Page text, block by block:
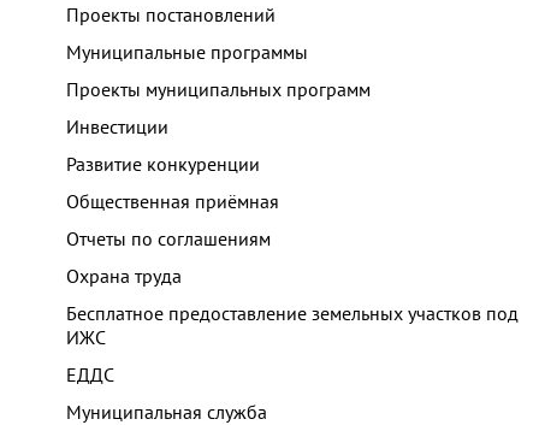
Проекты постановлений
Муниципальные программы
Проекты муниципальных программ
Инвестиции
Развитие конкуренции
Общественная приёмная
Отчеты по соглашениям
Охрана труда
Бесплатное предоставление земельных участков под
ИЖС
ЕДДС
Муниципальная служба